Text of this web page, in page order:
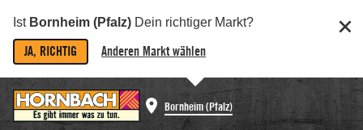
Ist Bornheim (Pfalz) Dein richtiger Markt?
JA, RICHTIG Anderen Markt wählen
Bornheim (Pfalz)